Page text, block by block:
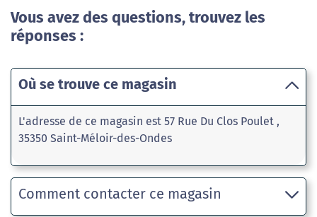
Vous avez des questions, trouvez les
réponses :
Où se trouve ce magasin
L'adresse de ce magasin est 57 Rue Du Clos Poulet ,
35350 Saint-Méloir-des-Ondes
Comment contacter ce magasin